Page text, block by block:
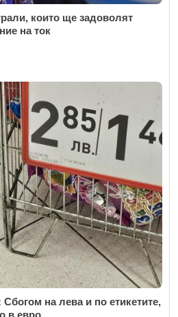
които ще задоволят
на ток
на лева и по етикетите,